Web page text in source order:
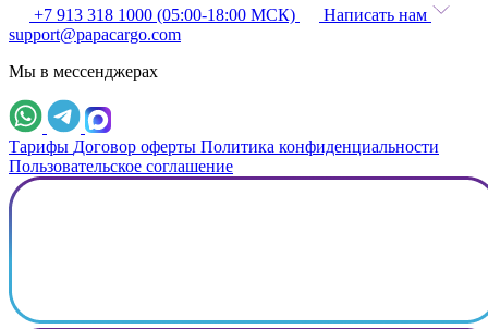
+7 913 318 1000 (05:00-18:00 МСК)
Написать нам
support@papacargo.com
Мы в мессенджерах
Тарифы Договор оферты Политика конфиденциальности
Пользовательское соглашение